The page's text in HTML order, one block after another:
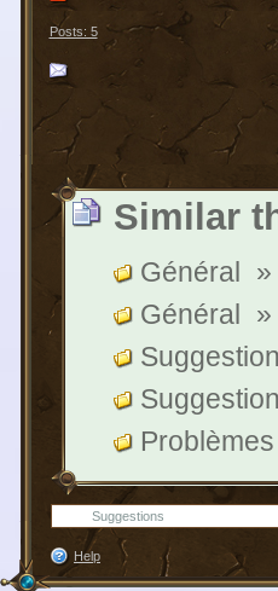
Posts: 5
Similar
Général »
Général »
Help